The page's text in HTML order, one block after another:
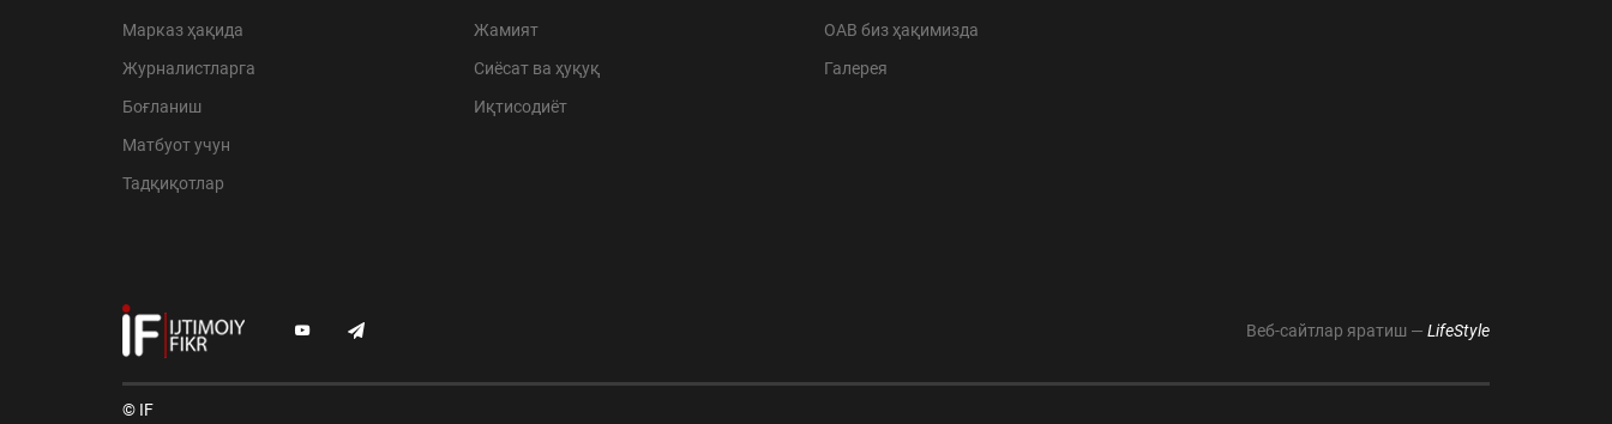
Марказ ҳақида
Журналистларга
Боғланиш
Матбуот учун
Тадқиқотлар
Жамият
Сиёсат ва ҳуқуқ
Иқтисодиёт
ОАВ биз ҳақимизда
Галерея
Веб-сайтлар яратиш — LifeStyle
© IF